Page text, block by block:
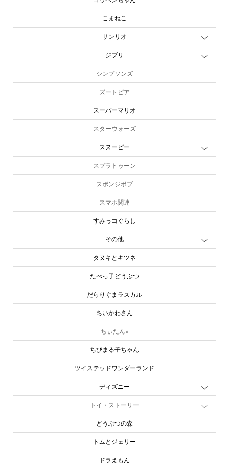
こまねこ
サンリオ
ジブリ
シンプソンズ
ズートピア
スーパーマリオ
スターウォーズ
スヌーピー
スプラトゥーン
スポンジボブ
スマホ関連
すみっコぐらし
その他
タヌキとキツネ
たべっ子どうぶつ
だらりぐまラスカル
ちいかわさん
ちぃたん⭐︎
ちびまる子ちゃん
ツイステッドワンダーランド
ディズニー
トイ・ストーリー
どうぶつの森
トムとジェリー
ドラえもん